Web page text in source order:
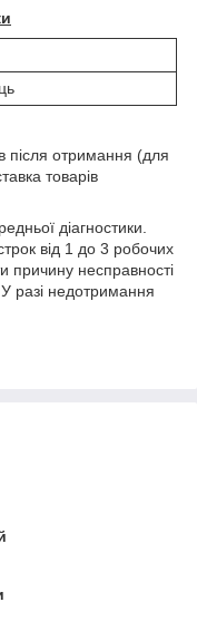
після отримання (для
товарів
діагностики.
від 1 до 3 робочих
причину несправності
разі недотримання